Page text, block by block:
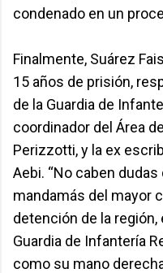
condenado en un
Finalmente, Suárez
15 años de prisión,
de la Guardia de
coordinador del Área
Perizzotti, y la ex
Aebi. “No caben
mandamás del mayor
detención de la
Guardia de Infantería
como su mano